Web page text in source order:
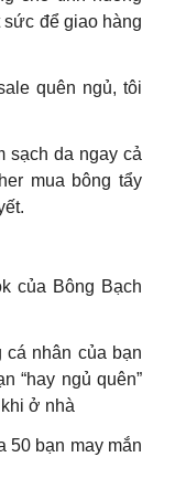
sức để giao hàng
quên ngủ, tôi
sạch da ngay cả
mua bông tẩy
của Bông Bạch
cá nhân của bạn
“hay ngủ quên”
ở nhà
50 bạn may mắn